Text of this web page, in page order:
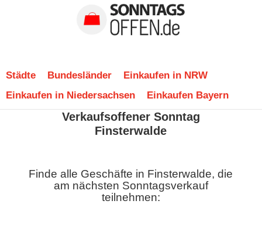
Städte Bundesländer
Einkaufen in NRW
Einkaufen in Niedersachsen
Einkaufen Bayern
Verkaufsoffener Sonntag
Finsterwalde
Finde alle Geschäfte in Finsterwalde, die
am nächsten Sonntagsverkauf
teilnehmen: